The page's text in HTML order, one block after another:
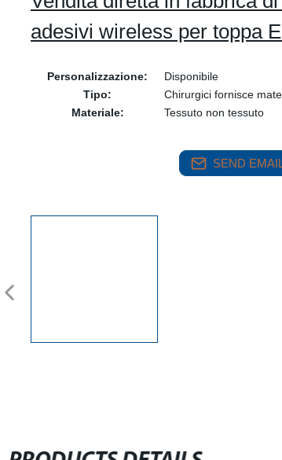
adesivi wireless per toppa
Personalizzazione:
Disponibile
Tipo:
Chirurgici fornisce
Materiale:
Tessuto non tessuto
SEND